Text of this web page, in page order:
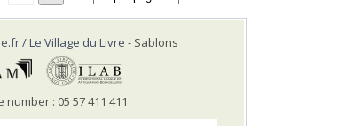
/ Le Village du Livre - Sablons
number : 05 57 411 411